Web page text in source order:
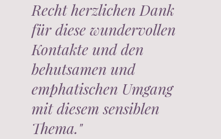
Recht herzlichen Dank
für diese wundervollen
Kontakte und den
behutsamen und
emphatischen Umgang
mit diesem sensiblen
Thema."